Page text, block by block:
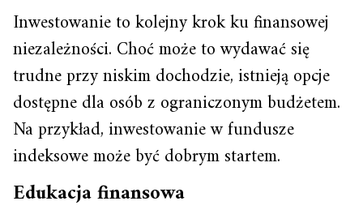
Inwestowanie to kolejny krok ku finansowej
niezależności. Choć może to wydawać się
trudne przy niskim dochodzie, istnieją opcje
dostępne dla osób z ograniczonym budżetem.
Na przykład, inwestowanie w fundusze
indeksowe może być dobrym startem.
Edukacja finansowa